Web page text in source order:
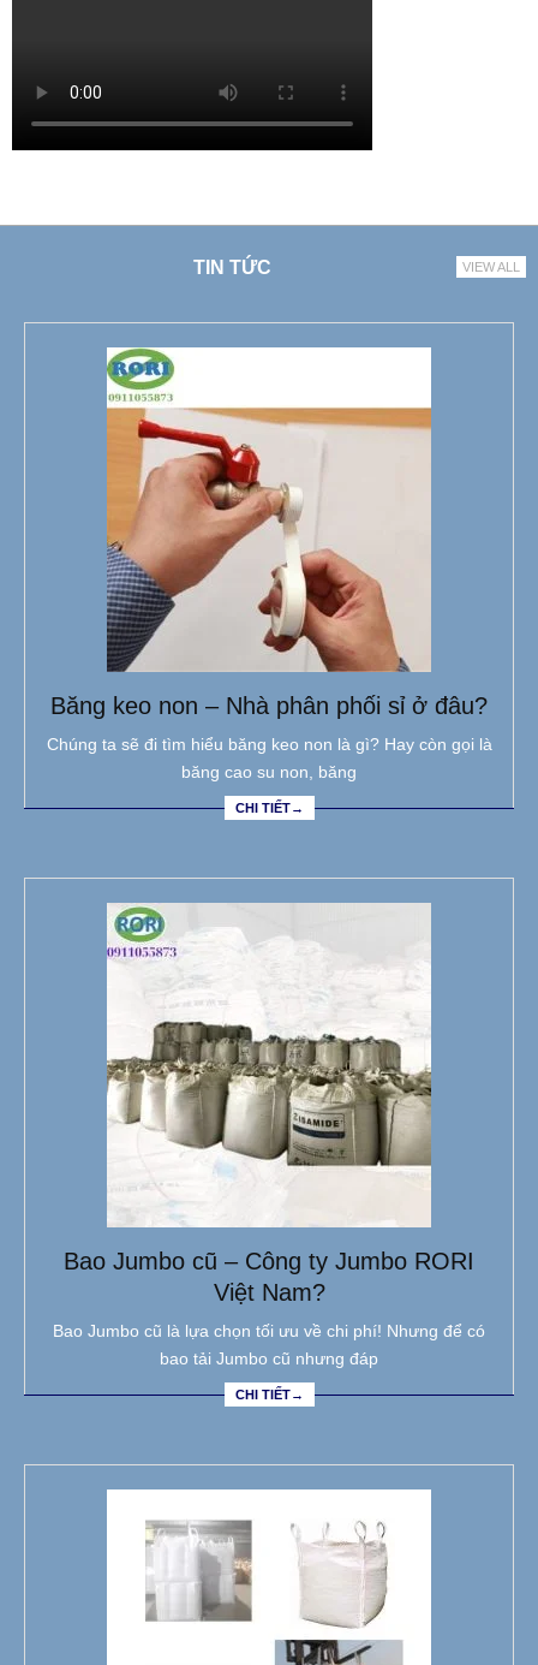
TIN TỨC VIEW ALL
Băng keo non – Nhà phân phối sỉ ở đâu?
Chúng ta sẽ đi tìm hiểu băng keo non là gì? Hay còn gọi là
băng cao su non, băng
CHI TIẾT→
Bao Jumbo cũ – Công ty Jumbo RORI
Việt Nam?
Bao Jumbo cũ là lựa chọn tối ưu về chi phí! Nhưng để có
bao tải Jumbo cũ nhưng đáp
CHI TIẾT→